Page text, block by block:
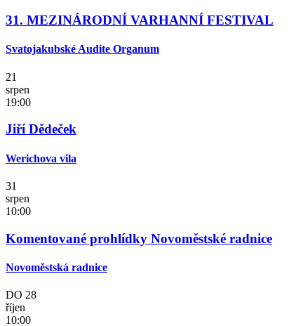
31. MEZINÁRODNÍ VARHANNÍ FESTIVAL
Svatojakubské Audite Organum
21
srpen
19:00
Jiří Dědeček
Werichova vila
31
srpen
10:00
Komentované prohlídky Novoměstské radnice
Novoměstská radnice
DO 28
říjen
10:00